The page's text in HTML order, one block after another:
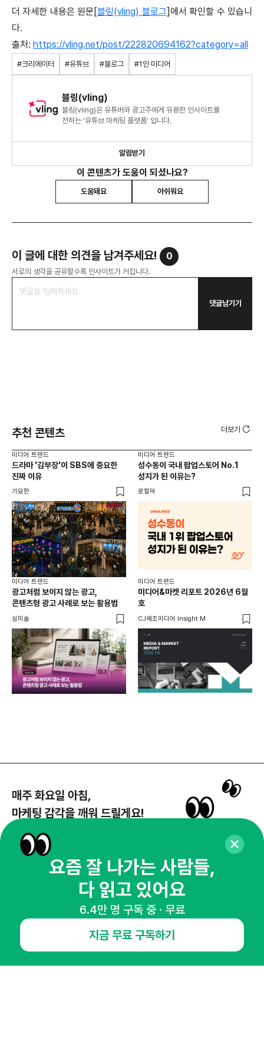
더 자세한 내용은 원문[블링(vling) 블로그]에서 확인할 수 있습니
다.
출처: https://vling.net/post/222820694162?category=all
#크리에이터 #유튜브 #블로그 #1인 미디어
블링(vling)
블링(vling)은 유튜버와 광고주에게 유용한 인사이트를
전하는 ‘유튜브 마케팅 플랫폼’ 입니다.
알림받기
이 콘텐츠가 도움이 되셨나요?
도움돼요 아쉬워요
이 글에 대한 의견을 남겨주세요! 0
서로의 생각을 공유할수록 인사이트가 커집니다.
댓글남기기
추천 콘텐츠 더보기
미디어 트렌드
드라마 '김부장'이 SBS에 중요한
진짜 이유
기묘한
미디어 트렌드
성수동이 국내 팝업스토어 No.1
성지가 된 이유는?
로컬덕
미디어 트렌드
광고처럼 보이지 않는 광고,
콘텐츠형 광고 사례로 보는 활용법
심미솔
미디어 트렌드
미디어&마켓 리포트 2026년 6월
호
CJ메조미디어 Insight M
매주 화요일 아침,
마케팅 감각을 깨워 드릴게요!
뉴스레터 구독하기
오픈애즈란 제휴문의
인사이터 신청
요즘 잘 나가는 사람들,
다 읽고 있어요
6.4만 명 구독 중 · 무료
지금 무료 구독하기